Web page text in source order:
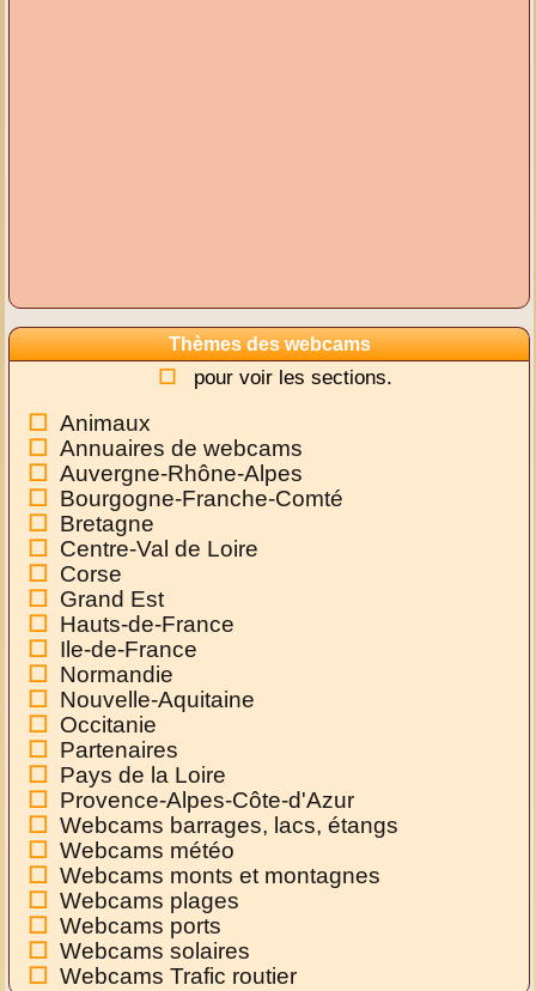
Thèmes des webcams
pour voir les sections.
Animaux
Annuaires de webcams
Auvergne-Rhône-Alpes
Bourgogne-Franche-Comté
Bretagne
Centre-Val de Loire
Corse
Grand Est
Hauts-de-France
Ile-de-France
Normandie
Nouvelle-Aquitaine
Occitanie
Partenaires
Pays de la Loire
Provence-Alpes-Côte-d'Azur
Webcams barrages, lacs, étangs
Webcams météo
Webcams monts et montagnes
Webcams plages
Webcams ports
Webcams solaires
Webcams Trafic routier